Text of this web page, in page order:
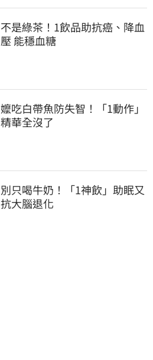
不是綠茶！1飲品助抗癌、降血
壓 能穩血糖
嬤吃白帶魚防失智！「1動作」
精華全沒了
別只喝牛奶！「1神飲」助眠又
抗大腦退化